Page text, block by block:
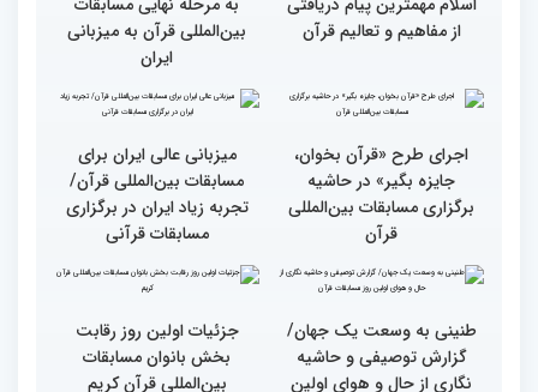
قرآن
وحدت کشورهای جهان
اسلام مهمترین پیام دریافتی
از مفاهیم و تعالیم قرآن
راهیابی 35 بانو از 40 کشور
به مرحله نهایی مسابقات
بین‌المللی قرآن به میزبانی
ایران
اجرای طرح «قرآن بخوان،
جایزه بگیر» در حاشیه
برگزاری مسابقات بین‌المللی
قرآن
میزبانی عالی ایران برای
مسابقات بین‌المللی قرآن/
تجربه زیاد ایران در برگزاری
مسابقات قرآنی